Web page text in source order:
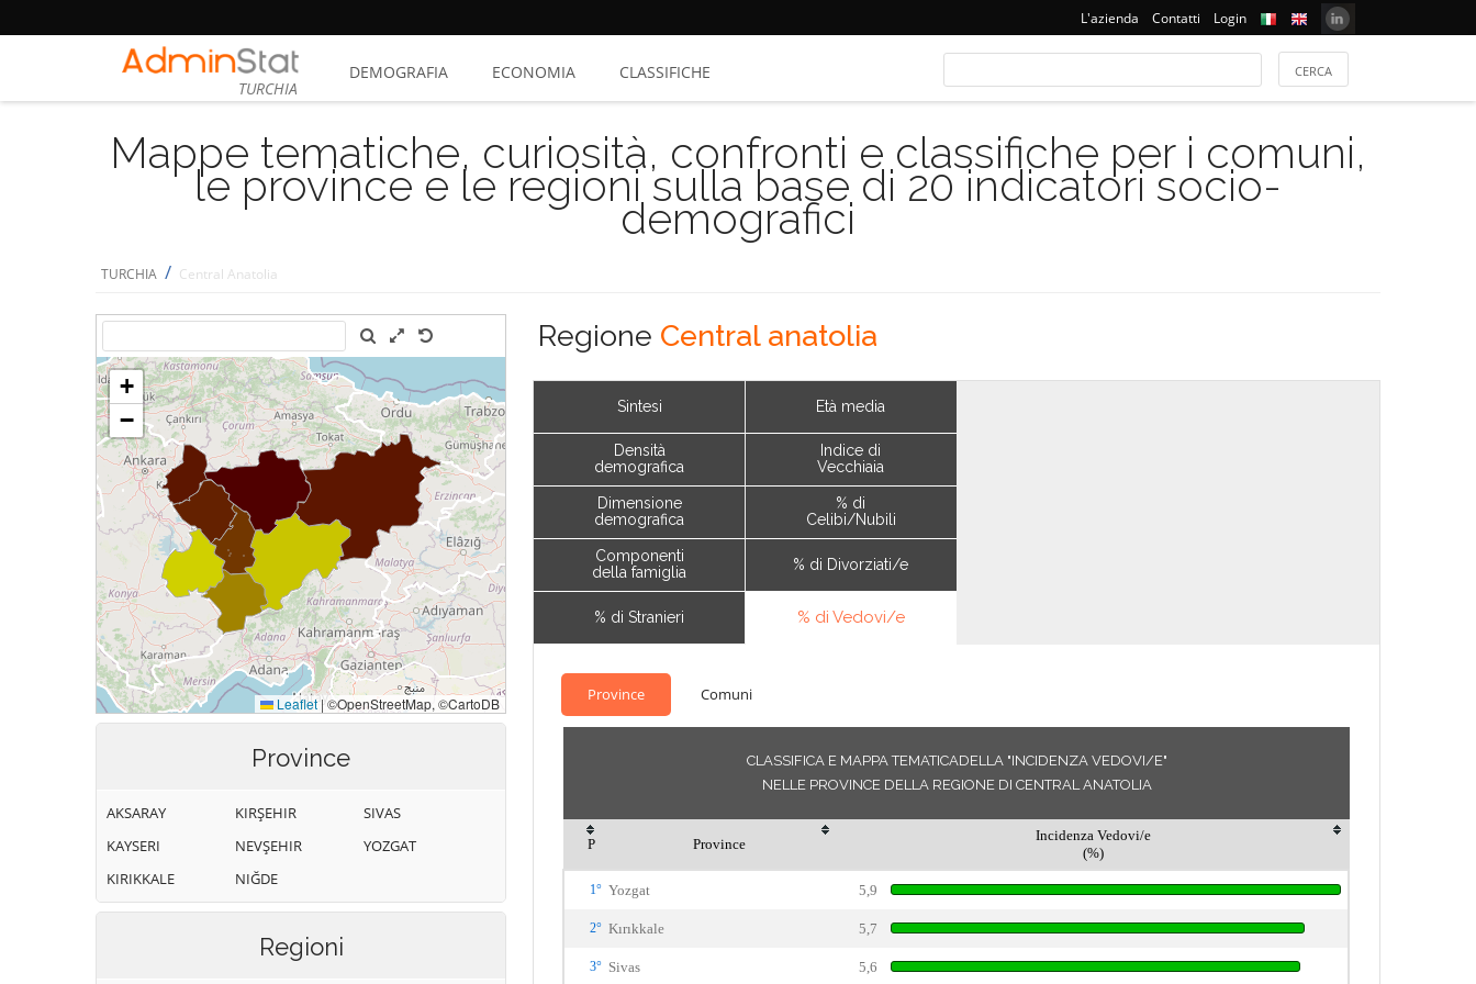
L'azienda Contatti Login
TURCHIA
DEMOGRAFIA ECONOMIA CLASSIFICHE
Mappe tematiche, curiosità, confronti e classifiche per i comuni,
le province e le regioni sulla base di 20 indicatori socio-
demografici
TURCHIA / Central Anatolia
Province
AKSARAY
KAYSERI
KIRIKKALE
KIRŞEHIR
NEVŞEHIR
NIĞDE
SIVAS
YOZGAT
Regioni
Regione Central anatolia
Sintesi
Densità
demografica
Dimensione
demografica
Componenti
della famiglia
% di Stranieri
Età media
Indice di
Vecchiaia
% di
Celibi/Nubili
% di Divorziati/e
% di Vedovi/e
Province Comuni
CLASSIFICA E MAPPA TEMATICADELLA "INCIDENZA VEDOVI/E"
NELLE PROVINCE DELLA REGIONE DI CENTRAL ANATOLIA
P Province
Incidenza Vedovi/e
(%)
1° Yozgat 5,9
2° Kırıkkale 5,7
3° Sivas 5,6